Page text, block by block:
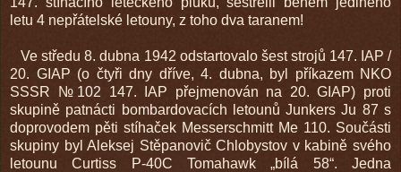
letu 4 nepřátelské letouny, z toho dva taranem!
Ve středu 8. dubna 1942 odstartovalo šest strojů 147. IAP /
20. GIAP (o čtyři dny dříve, 4. dubna, byl příkazem NKO
SSSR №102 147. IAP přejmenován na 20. GIAP) proti
skupině patnácti bombardovacích letounů Junkers Ju 87 s
doprovodem pěti stíhaček Messerschmitt Me 110. Součásti
skupiny byl Aleksej Stěpanovič Chlobystov v kabině svého
letounu Curtiss P-40C Tomahawk „bílá 58“. Jedna